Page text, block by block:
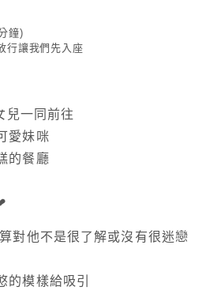
鐘)
行讓我們先入座
兒一同前往
愛妹咪
的餐廳
對他不是很了解或沒有很迷戀
的模樣給吸引